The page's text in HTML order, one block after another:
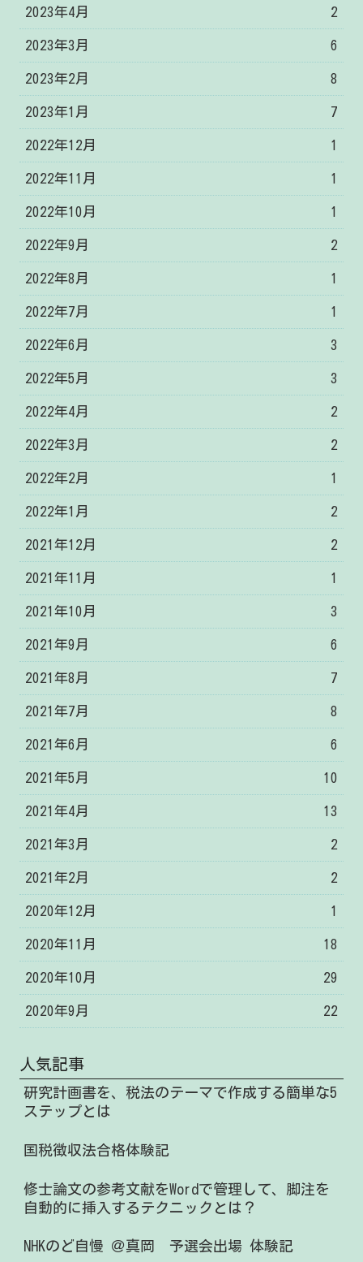
2023年4月 2
2023年3月 6
2023年2月 8
2023年1月 7
2022年12月 1
2022年11月 1
2022年10月 1
2022年9月 2
2022年8月 1
2022年7月 1
2022年6月 3
2022年5月 3
2022年4月 2
2022年3月 2
2022年2月 1
2022年1月 2
2021年12月 2
2021年11月 1
2021年10月 3
2021年9月 6
2021年8月 7
2021年7月 8
2021年6月 6
2021年5月 10
2021年4月 13
2021年3月 2
2021年2月 2
2020年12月 1
2020年11月 18
2020年10月 29
2020年9月 22
人気記事
研究計画書を、税法のテーマで作成する簡単な5
ステップとは
国税徴収法合格体験記
修士論文の参考文献をWordで管理して、脚注を
自動的に挿入するテクニックとは？
NHKのど自慢 ＠真岡 予選会出場 体験記